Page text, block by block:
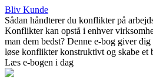
Bliv Kunde
Sådan håndterer du konflikter på
Konflikter kan opstå i enhver
man dem bedst? Denne e-bog giver
løse konflikter konstruktivt og skabe et
Læs e-bogen i dag